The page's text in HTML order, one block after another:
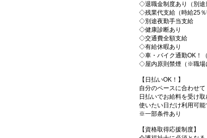
◇退職金制度あり（別途
◇残業代支給（時給25％
◇別途夜勤手当支給
◇健康診断あり
◇交通費全額支給
◇有給休暇あり
◇車・バイク通勤OK！
◇屋内原則禁煙（※職場
【日払いOK！】
自分のペースに合わせて
日払いでお給料を受け取
使いたい日だけ利用可能
※一部条件あり
【資格取得応援制度】